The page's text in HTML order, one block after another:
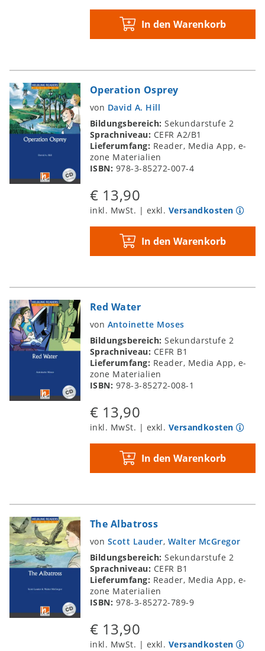
In den Warenkorb
Operation Osprey
von David A. Hill
Bildungsbereich:Sekundarstufe 2
Sprachniveau: CEFR A2/B1
Lieferumfang: Reader, Media App, e-
zone Materialien
ISBN: 978-3-85272-007-4
€ 13,90
inkl. MwSt. | exkl. Versandkosten
In den Warenkorb
Red Water
von Antoinette Moses
Bildungsbereich:Sekundarstufe 2
Sprachniveau: CEFR B1
Lieferumfang: Reader, Media App, e-
zone Materialien
ISBN: 978-3-85272-008-1
€ 13,90
inkl. MwSt. | exkl. Versandkosten
In den Warenkorb
The Albatross
von Scott Lauder, Walter McGregor
Bildungsbereich:Sekundarstufe 2
Sprachniveau: CEFR B1
Lieferumfang: Reader, Media App, e-
zone Materialien
ISBN: 978-3-85272-789-9
€ 13,90
inkl. MwSt. | exkl. Versandkosten